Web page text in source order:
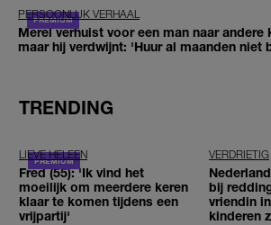
PERSOONLIJK VERHAAL
Merel verhuist voor een man naar andere
maar hij verdwijnt: 'Huur al maanden niet
TRENDING
LIEVE HELEEN
Fred (55): 'Ik vind het
moeilijk om meerdere keren
klaar te komen tijdens een
vrijpartij'
VERDRIETIG
bij
vriendin
kinderen